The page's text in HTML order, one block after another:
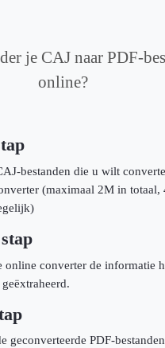
je CAJ naar PDF-
online?
bestanden die u wilt
(maximaal 2M in totaal,
online converter de informatie
geconverteerde PDF-